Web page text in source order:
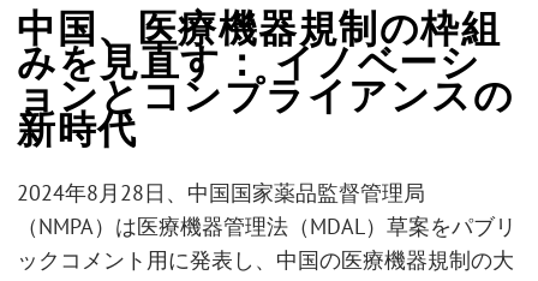
中国、医療機器規制の枠組
みを見直す： イノベーシ
ョンとコンプライアンスの
新時代
2024年8月28日、中国国家薬品監督管理局
（NMPA）は医療機器管理法（MDAL）草案をパブリ
ックコメント用に発表し、中国の医療機器規制の大